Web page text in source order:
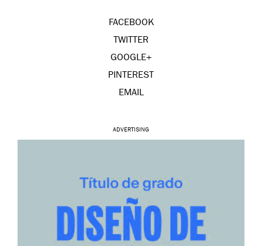
FACEBOOK
TWITTER
GOOGLE+
PINTEREST
EMAIL
ADVERTISING